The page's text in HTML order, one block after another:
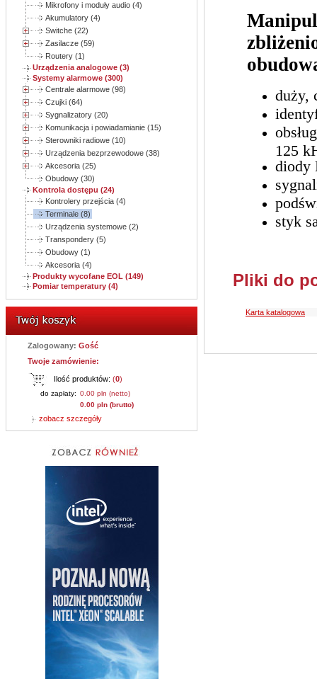
Mikrofony i moduły audio (4)
Akumulatory (4)
Switche (22)
Zasilacze (59)
Routery (1)
Urządzenia analogowe (3)
Systemy alarmowe (300)
Centrale alarmowe (98)
Czujki (64)
Sygnalizatory (20)
Komunikacja i powiadamianie (15)
Sterowniki radiowe (10)
Urządzenia bezprzewodowe (38)
Akcesoria (25)
Obudowy (30)
Kontrola dostępu (24)
Kontrolery przejścia (4)
Terminale (8)
Urządzenia systemowe (2)
Transpondery (5)
Obudowy (1)
Akcesoria (4)
Produkty wycofane EOL (149)
Pomiar temperatury (4)
Zalogowany: Gość
Twoje zamówienie:
Ilość produktów: (0)
do zapłaty: 0.00 pln (netto)
0.00 pln (brutto)
zobacz szczegóły
duży,
125
diody
styk
Pliki do
Karta katalogowa